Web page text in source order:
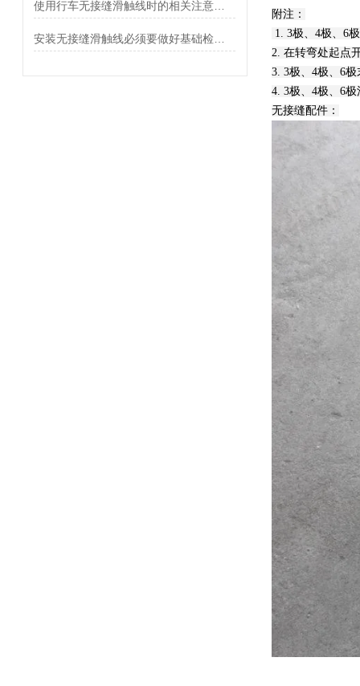
附注：
1. 3极、4极、6
2. 在转弯处起点
3. 3极、4极、6
4. 3极、4极、6
无接缝配件：